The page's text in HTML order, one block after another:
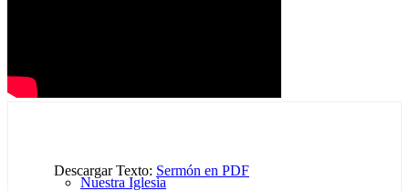
Nuestra Iglesia
Descargar Texto: Sermón en PDF